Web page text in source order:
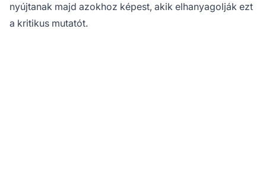
nyújtanak majd azokhoz képest, akik elhanyagolják ezt
a kritikus mutatót.